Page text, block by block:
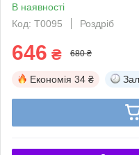
В наявності
Код: T0095
Роздріб
646 ₴ 680 ₴
Економія 34 ₴